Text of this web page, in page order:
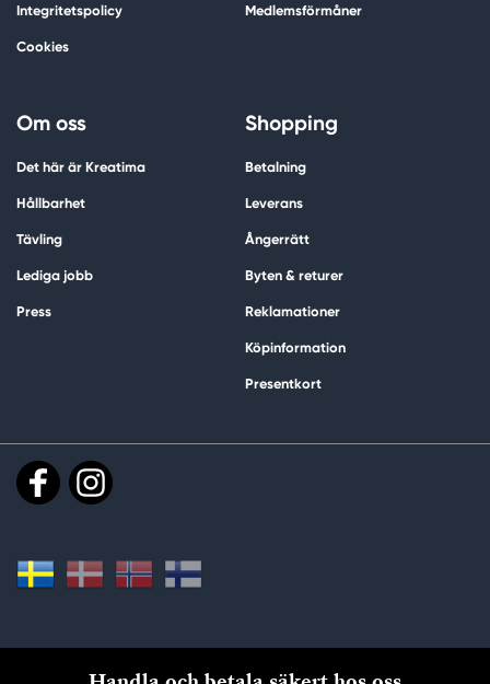
Integritetspolicy
Cookies
Medlemsförmåner
Om oss
Det här är Kreatima
Hållbarhet
Tävling
Lediga jobb
Press
Shopping
Betalning
Leverans
Ångerrätt
Byten & returer
Reklamationer
Köpinformation
Presentkort